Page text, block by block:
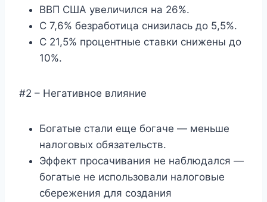
ВВП США увеличился на 26%.
С 7,6% безработица снизилась до 5,5%.
С 21,5% процентные ставки снижены до
10%.
#2 – Негативное влияние
Богатые стали еще богаче — меньше
налоговых обязательств.
Эффект просачивания не наблюдался —
богатые не использовали налоговые
сбережения для создания